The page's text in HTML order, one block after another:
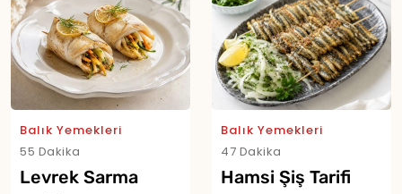
Balık Yemekleri
55 Dakika
Levrek Sarma
Balık Yemekleri
47 Dakika
Hamsi Şiş Tarifi